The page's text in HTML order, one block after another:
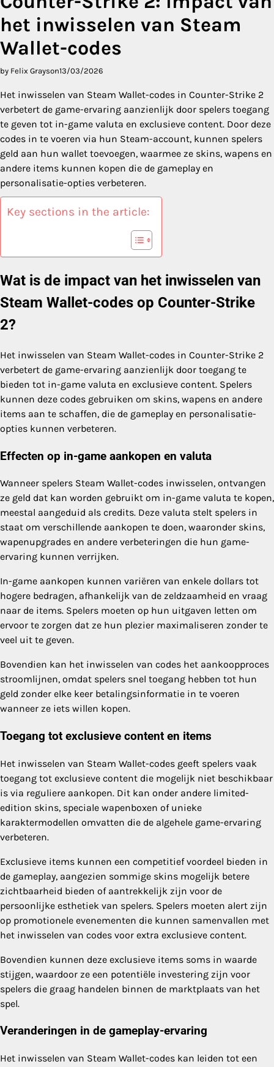
het inwisselen van Steam
Wallet-codes
by Felix Grayson13/03/2026
Het inwisselen van Steam Wallet-codes in Counter-Strike 2
verbetert de game-ervaring aanzienlijk door spelers toegang
te geven tot in-game valuta en exclusieve content. Door deze
codes in te voeren via hun Steam-account, kunnen spelers
geld aan hun wallet toevoegen, waarmee ze skins, wapens en
andere items kunnen kopen die de gameplay en
personalisatie-opties verbeteren.
Key sections in the article:
Wat is de impact van het inwisselen van
Steam Wallet-codes op Counter-Strike
2?
Het inwisselen van Steam Wallet-codes in Counter-Strike 2
verbetert de game-ervaring aanzienlijk door toegang te
bieden tot in-game valuta en exclusieve content. Spelers
kunnen deze codes gebruiken om skins, wapens en andere
items aan te schaffen, die de gameplay en personalisatie-
opties kunnen verbeteren.
Effecten op in-game aankopen en valuta
Wanneer spelers Steam Wallet-codes inwisselen, ontvangen
ze geld dat kan worden gebruikt om in-game valuta te kopen,
meestal aangeduid als credits. Deze valuta stelt spelers in
staat om verschillende aankopen te doen, waaronder skins,
wapenupgrades en andere verbeteringen die hun game-
ervaring kunnen verrijken.
In-game aankopen kunnen variëren van enkele dollars tot
hogere bedragen, afhankelijk van de zeldzaamheid en vraag
naar de items. Spelers moeten op hun uitgaven letten om
ervoor te zorgen dat ze hun plezier maximaliseren zonder te
veel uit te geven.
Bovendien kan het inwisselen van codes het aankoopproces
stroomlijnen, omdat spelers snel toegang hebben tot hun
geld zonder elke keer betalingsinformatie in te voeren
wanneer ze iets willen kopen.
Toegang tot exclusieve content en items
Het inwisselen van Steam Wallet-codes geeft spelers vaak
toegang tot exclusieve content die mogelijk niet beschikbaar
is via reguliere aankopen. Dit kan onder andere limited-
edition skins, speciale wapenboxen of unieke
karaktermodellen omvatten die de algehele game-ervaring
verbeteren.
Exclusieve items kunnen een competitief voordeel bieden in
de gameplay, aangezien sommige skins mogelijk betere
zichtbaarheid bieden of aantrekkelijk zijn voor de
persoonlijke esthetiek van spelers. Spelers moeten alert zijn
op promotionele evenementen die kunnen samenvallen met
het inwisselen van codes voor extra exclusieve content.
Bovendien kunnen deze exclusieve items soms in waarde
stijgen, waardoor ze een potentiële investering zijn voor
spelers die graag handelen binnen de marktplaats van het
spel.
Veranderingen in de gameplay-ervaring
Het inwisselen van Steam Wallet-codes kan leiden tot een